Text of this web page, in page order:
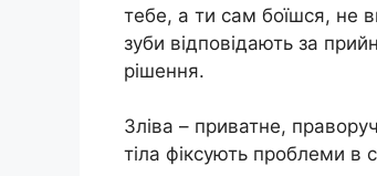
тебе, а ти сам боїшся, не
зуби відповідають за
рішення.
Зліва – приватне,
тіла фіксують проблеми в